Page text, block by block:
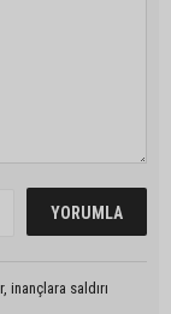
saldırı